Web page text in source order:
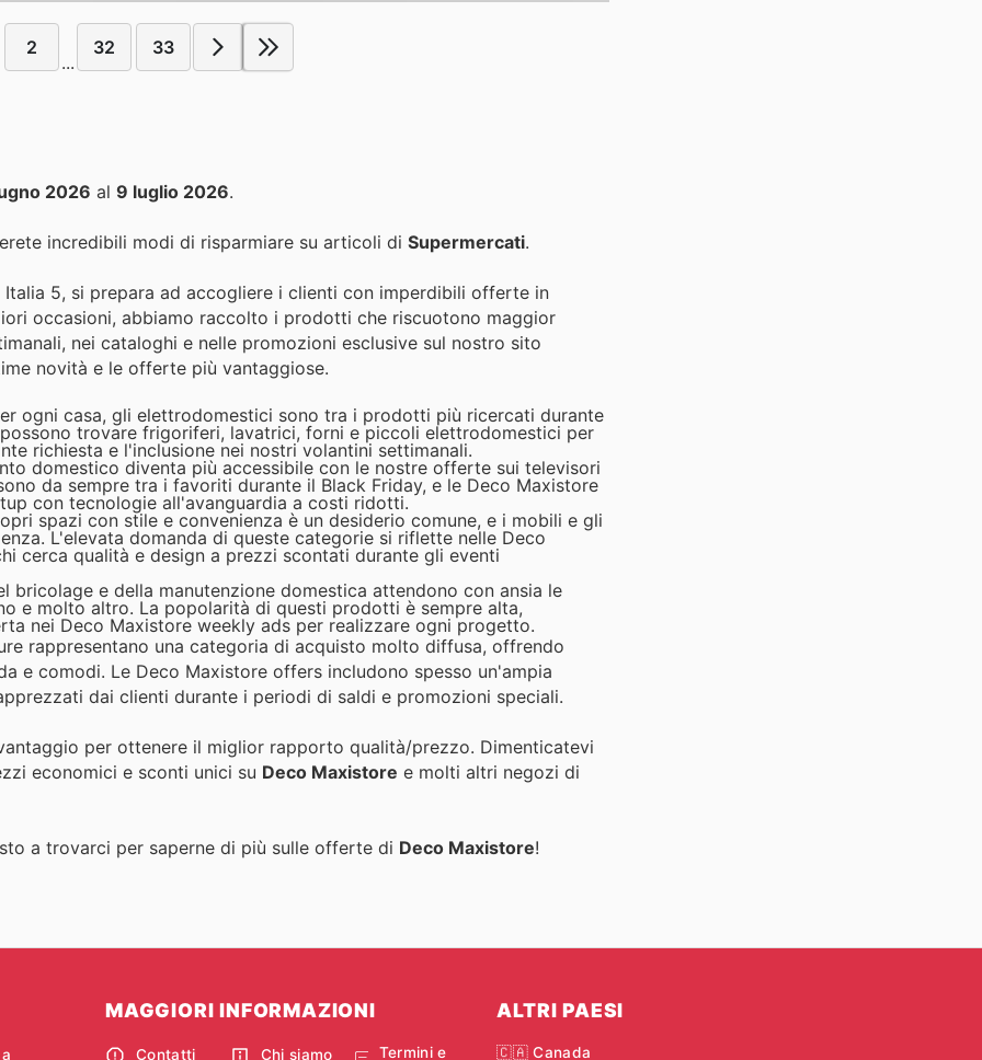
2
...
32 33
2026 al 9 luglio 2026.
incredibili modi di risparmiare su articoli di Supermercati.
5, si prepara ad accogliere i clienti con imperdibili offerte in
occasioni, abbiamo raccolto i prodotti che riscuotono maggior
nei cataloghi e nelle promozioni esclusive sul nostro sito
novità e le offerte più vantaggiose.
ogni casa, gli elettrodomestici sono tra i prodotti più ricercati durante
trovare frigoriferi, lavatrici, forni e piccoli elettrodomestici per
richiesta e l'inclusione nei nostri volantini settimanali.
domestico diventa più accessibile con le nostre offerte sui televisori
da sempre tra i favoriti durante il Black Friday, e le Deco Maxistore
con tecnologie all'avanguardia a costi ridotti.
spazi con stile e convenienza è un desiderio comune, e i mobili e gli
L'elevata domanda di queste categorie si riflette nelle Deco
cerca qualità e design a prezzi scontati durante gli eventi
bricolage e della manutenzione domestica attendono con ansia le
e molto altro. La popolarità di questi prodotti è sempre alta,
nei Deco Maxistore weekly ads per realizzare ogni progetto.
rappresentano una categoria di acquisto molto diffusa, offrendo
e comodi. Le Deco Maxistore offers includono spesso un'ampia
dai clienti durante i periodi di saldi e promozioni speciali.
per ottenere il miglior rapporto qualità/prezzo. Dimenticatevi
economici e sconti unici su Deco Maxistore e molti altri negozi di
a trovarci per saperne di più sulle offerte di Deco Maxistore!
MAGGIORI INFORMAZIONI
Contatti Chi siamo
Termini e
ALTRI PAESI
🇨🇦 Canada